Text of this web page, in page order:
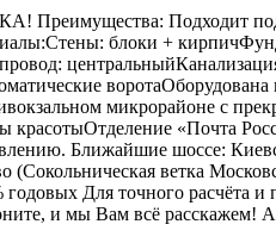
Подходит под
блоки +
микрорайоне с
«Почта
Ближайшие шоссе:
ветка
Для точного расчёта
и мы Вам всё расскажем!